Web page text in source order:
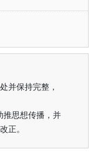
并保持完整，
推思想传播，并
正。